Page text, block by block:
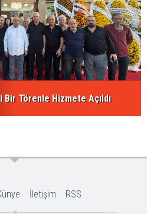
Bir Törenle Hizmete Açıldı
İletişim RSS